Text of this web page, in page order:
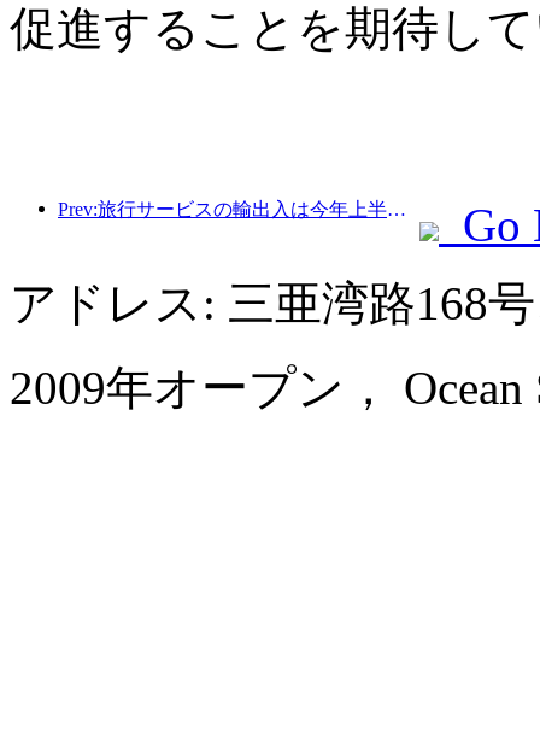
促進することを期待し
Prev:旅行サービスの輸出入は今年上半期で1兆802億9000万元に達した。
Go
アドレス: 三亜湾路168
2009年オープン， Ocean